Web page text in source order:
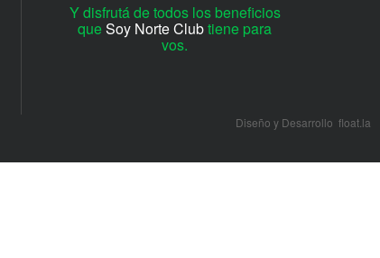
Y disfrutá de todos los beneficios
queSoy Norte Clubtiene para
vos.
Diseño y Desarrollo float.la